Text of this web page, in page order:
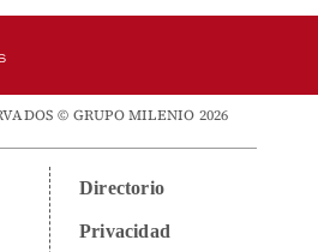
© GRUPO MILENIO 2026
Directorio
Privacidad